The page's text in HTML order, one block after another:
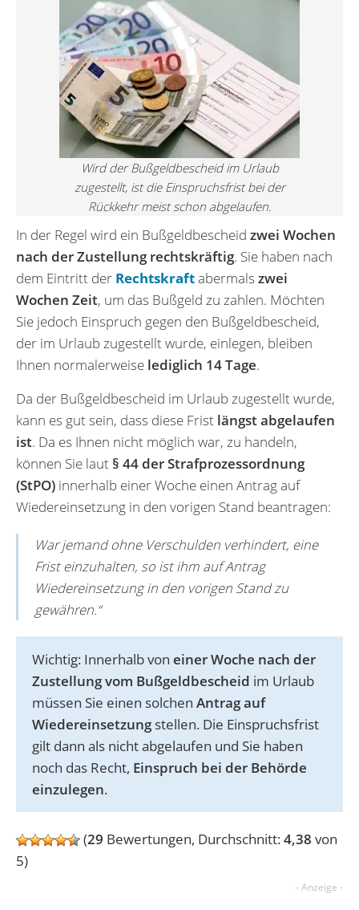
Wird der Bußgeldbescheid im Urlaub
zugestellt, ist die Einspruchsfrist bei der
Rückkehr meist schon abgelaufen.
In der Regel wird ein Bußgeldbescheid zwei Wochen
nach der Zustellung rechtskräftig. Sie haben nach
dem Eintritt der Rechtskraftabermals zwei
Wochen Zeit, um das Bußgeld zu zahlen. Möchten
Sie jedoch Einspruch gegen den Bußgeldbescheid,
der im Urlaub zugestellt wurde, einlegen, bleiben
Ihnen normalerweise lediglich 14 Tage.
Da der Bußgeldbescheid im Urlaub zugestellt wurde,
kann es gut sein, dass diese Frist längst abgelaufen
ist. Da es Ihnen nicht möglich war, zu handeln,
können Sie laut § 44 der Strafprozessordnung
(StPO) innerhalb einer Woche einen Antrag auf
Wiedereinsetzung in den vorigen Stand beantragen:
War jemand ohne Verschulden verhindert, eine
Frist einzuhalten, so ist ihm auf Antrag
Wiedereinsetzung in den vorigen Stand zu
gewähren.“
Wichtig: Innerhalb von einer Woche nach der
Zustellung vom Bußgeldbescheid im Urlaub
müssen Sie einen solchen Antrag auf
Wiedereinsetzungstellen. Die Einspruchsfrist
gilt dann als nicht abgelaufen und Sie haben
noch das Recht, Einspruch bei der Behörde
einzulegen.
(29 Bewertungen, Durchschnitt:4,38 von
5)